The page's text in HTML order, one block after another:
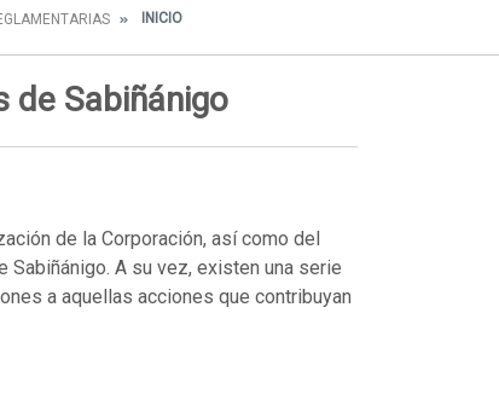
INICIO
de Sabiñánigo
de la Corporación, así como del
A su vez, existen una serie
a aquellas acciones que contribuyan